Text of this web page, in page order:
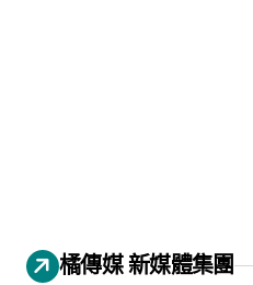
橘傳媒 新媒體集團